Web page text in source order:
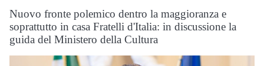
Nuovo fronte polemico dentro la maggioranza e
soprattutto in casa Fratelli d'Italia: in discussione la
guida del Ministero della Cultura